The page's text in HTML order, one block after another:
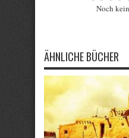
Noch
ÄHNLICHE BÜCHER